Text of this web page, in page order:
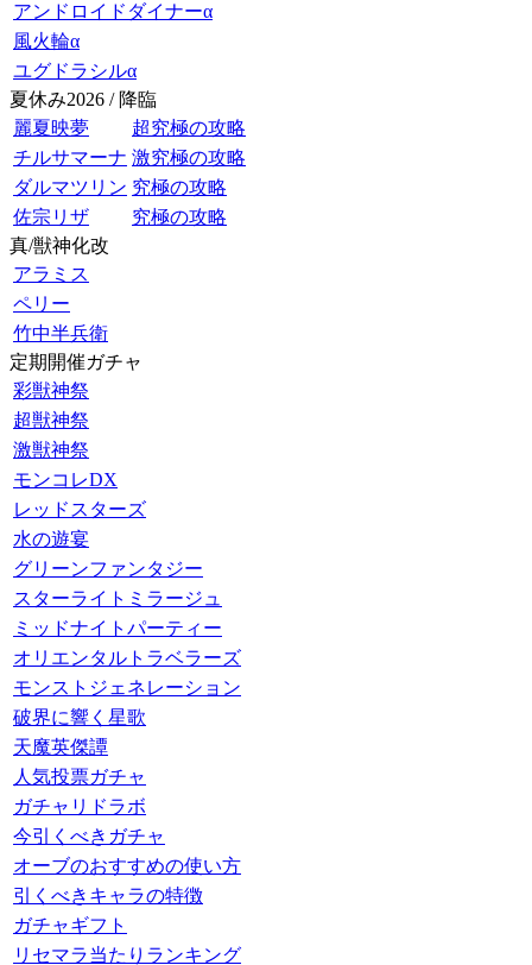
アンドロイドダイナーα
風火輪α
ユグドラシルα
夏休み2026 / 降臨
麗夏映夢
超究極の攻略
チルサマーナ 激究極の攻略
ダルマツリン 究極の攻略
佐宗リザ
究極の攻略
真/獣神化改
アラミス
ペリー
竹中半兵衛
定期開催ガチャ
彩獣神祭
超獣神祭
激獣神祭
モンコレDX
レッドスターズ
水の遊宴
グリーンファンタジー
スターライトミラージュ
ミッドナイトパーティー
オリエンタルトラベラーズ
モンストジェネレーション
破界に響く星歌
天魔英傑譚
人気投票ガチャ
ガチャリドラボ
今引くべきガチャ
オーブのおすすめの使い方
引くべきキャラの特徴
ガチャギフト
リセマラ当たりランキング